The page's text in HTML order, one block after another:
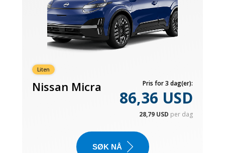
Liten
Nissan Micra Pris for 3 dag(er):
86,36 USD
28,79 USD per dag
SØK NÅ